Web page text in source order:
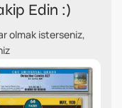
Edin :)
olmak isterseniz,